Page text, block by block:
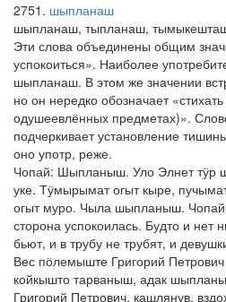
2751 шыпланаш
шыпланаш, тыпланаш,
Эти слова объединены общим
успокоиться». Наиболее
шыпланаш. В этом же значении
но он нередко обозначает
одушеевлённых предметах)».
подчеркивает установление
оно употр, реже.
Чопай: Шыпланыш. Уло Элнет тӱр
уке. Тӱмырымат огыт кыре,
огыт муро. Чыла шыпланыш.
сторона успокоилась. Будто и нет
бьют, и в трубу не трубят, и
Вес пӧлемыште Григорий
койкышто тарваныш, адак
Григорий Петрович, кашлянув,